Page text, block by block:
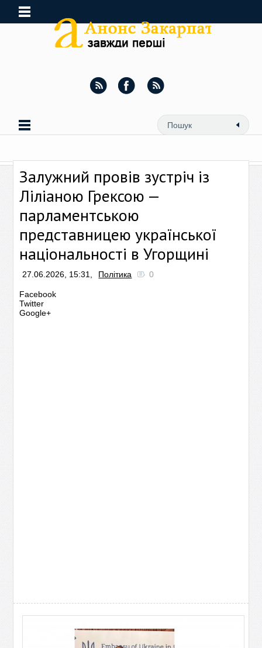
Залужний провів зустріч із
Ліліаною Грексою —
парламентською
представницею української
національності в Угорщині
27.06.2026, 15:31, Політика 0
Facebook
Twitter
Google+